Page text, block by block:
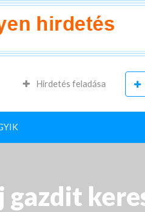
Hirdetés feladása